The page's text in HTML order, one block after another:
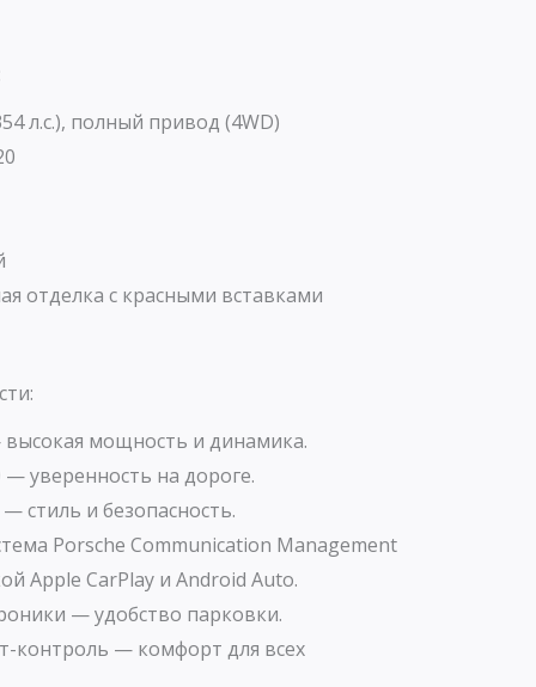
л.с.), полный привод (4WD)
отделка с красными вставками
высокая мощность и динамика.
уверенность на дороге.
стиль и безопасность.
Porsche Communication Management
Apple CarPlay и Android Auto.
— удобство парковки.
контроль — комфорт для всех